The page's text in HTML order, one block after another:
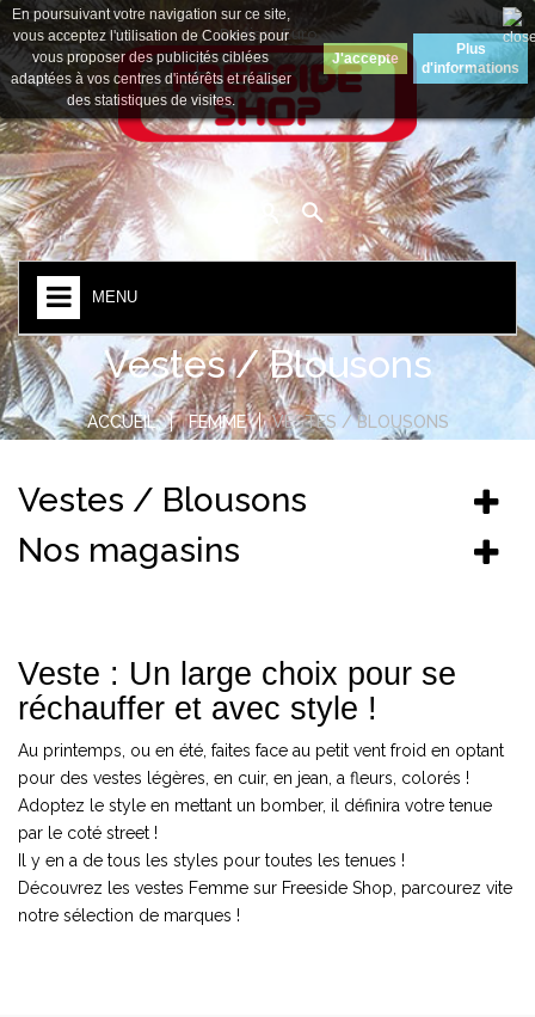
Devise : Euro
MENU
En poursuivant votre navigation sur ce site,
vous acceptez l'utilisation de Cookies pour
vous proposer des publicités ciblées
adaptées à vos centres d'intérêts et réaliser
des statistiques de visites.
J'accepte
Plus
d'informations
Vestes / Blousons
ACCUEIL FEMME VESTES / BLOUSONS
Vestes / Blousons
Nos magasins
Veste : Un large choix pour se
réchauffer et avec style !
Au printemps, ou en été, faites face au petit vent froid en optant
pour des vestes légères, en cuir, en jean, a fleurs, colorés !
Adoptez le style en mettant un bomber, il définira votre tenue
par le coté street !
Il y en a de tous les styles pour toutes les tenues !
Découvrez les vestes Femme sur Freeside Shop, parcourez vite
notre sélection de marques !